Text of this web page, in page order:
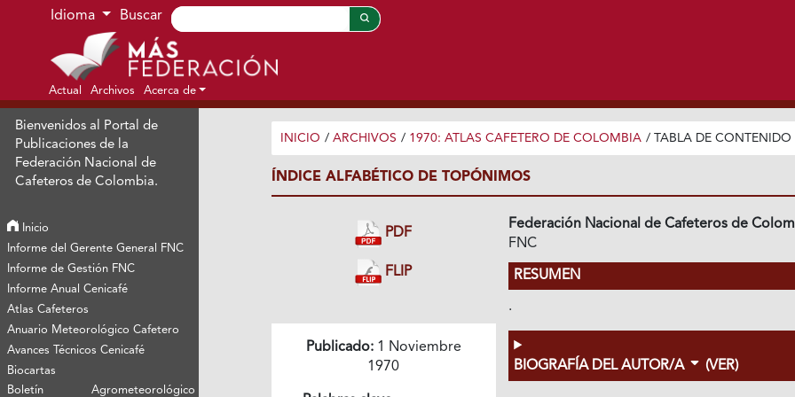
Ir al menú de navegación principal
Ir al contenido principal
Ir al pie de página del sitio
Idioma Buscar
Actual Archivos Acerca de
Bienvenidos al Portal de
Publicaciones de la
Federación Nacional de
Cafeteros de Colombia.
Inicio
Informe del Gerente General FNC
Informe de Gestión FNC
Informe Anual Cenicafé
Atlas Cafeteros
Anuario Meteorológico Cafetero
Avances Técnicos Cenicafé
Biocartas
Boletín Agrometeorológico
INICIO / ARCHIVOS / 1970: ATLAS CAFETERO DE COLOMBIA / TABLA DE CONTENIDO
ÍNDICE ALFABÉTICO DE TOPÓNIMOS
PDF
FLIP
Publicado:1 Noviembre
1970
Federación Nacional de Cafeteros de
FNC
RESUMEN
.
BIOGRAFÍA DEL AUTOR/A (VER)